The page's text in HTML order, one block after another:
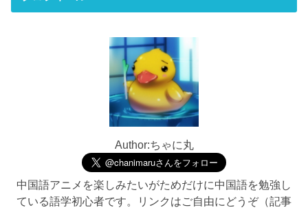
Author:ちゃに丸
中国語アニメを楽しみたいがためだけに中国語を勉強し
ている語学初心者です。リンクはご自由にどうぞ（記事